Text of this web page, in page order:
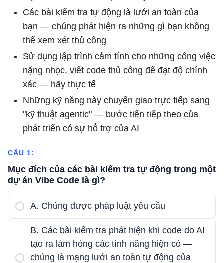
Các bài kiểm tra tự động là lưới an toàn của
bạn — chúng phát hiện ra những gì bạn không
thể xem xét thủ công
Sử dụng lập trình cảm tính cho những công việc
nặng nhọc, viết code thủ công để đạt độ chính
xác — hãy thực tế
Những kỹ năng này chuyển giao trực tiếp sang
"kỹ thuật agentic" — bước tiến tiếp theo của
phát triển có sự hỗ trợ của AI
CÂU 1:
Mục đích của các bài kiểm tra tự động trong một
dự án Vibe Code là gì?
A. Chúng được pháp luật yêu cầu
B. Các bài kiểm tra phát hiện khi code do AI
tạo ra làm hỏng các tính năng hiện có —
chúng là mạng lưới an toàn tự động của